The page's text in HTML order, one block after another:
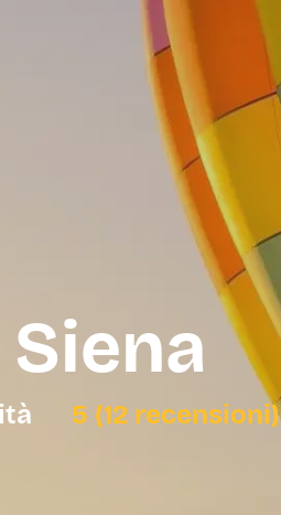
Non sai cosa
Gift Card Freedome
Un regalo digitale che
scegliere esperienze
outdoor in tutta Italia.
Regala una Gift Card
5 (12 recensioni)